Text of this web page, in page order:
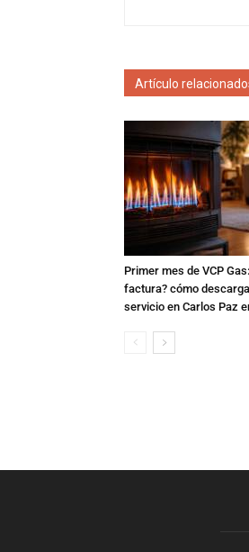
Artículo
Primer mes de VCP
factura? cómo
servicio en Carlos Paz